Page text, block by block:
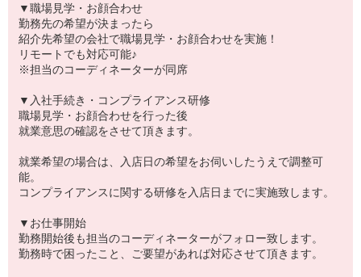
▼職場見学・お顔合わせ
勤務先の希望が決まったら
紹介先希望の会社で職場見学・お顔合わせを実施！
リモートでも対応可能♪
※担当のコーディネーターが同席
▼入社手続き・コンプライアンス研修
職場見学・お顔合わせを行った後
就業意思の確認をさせて頂きます。
就業希望の場合は、入店日の希望をお伺いしたうえで調整可
能。
コンプライアンスに関する研修を入店日までに実施致します。
▼お仕事開始
勤務開始後も担当のコーディネーターがフォロー致します。
勤務時で困ったこと、ご要望があれば対応させて頂きます。